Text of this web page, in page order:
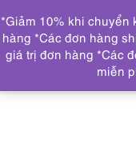
Trang chủ TRANG
nữ-Gem stones and
*Giảm 10% khi chuyển
hàng *Các đơn hàng
giá trị đơn hàng *Các
miễn